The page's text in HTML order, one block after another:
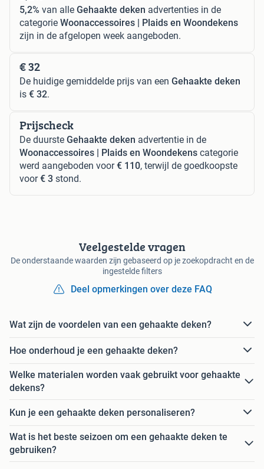
5,2% van alle Gehaakte deken advertenties in de
categorie Woonaccessoires | Plaids en Woondekens
zijn in de afgelopen week aangeboden.
€ 32
De huidige gemiddelde prijs van een Gehaakte deken
is € 32.
Prijscheck
De duurste Gehaakte deken advertentie in de
Woonaccessoires | Plaids en Woondekens categorie
werd aangeboden voor€ 110, terwijl de goedkoopste
voor€ 3 stond.
Veelgestelde vragen
De onderstaande waarden zijn gebaseerd op je zoekopdracht en de
ingestelde filters
Deel opmerkingen over deze FAQ
Wat zijn de voordelen van een gehaakte deken?
Hoe onderhoud je een gehaakte deken?
Welke materialen worden vaak gebruikt voor gehaakte
dekens?
Kun je een gehaakte deken personaliseren?
Wat is het beste seizoen om een gehaakte deken te
gebruiken?